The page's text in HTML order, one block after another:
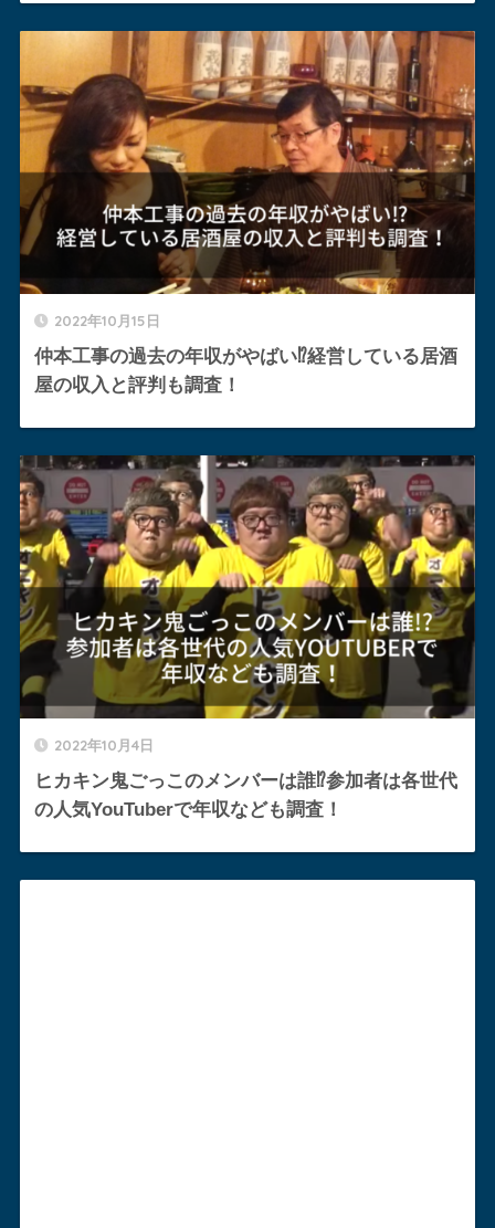
2022年10月15日
仲本工事の過去の年収がやばい⁉︎経営している居酒
屋の収入と評判も調査！
2022年10月4日
ヒカキン鬼ごっこのメンバーは誰⁉︎参加者は各世代
の人気YouTuberで年収なども調査！